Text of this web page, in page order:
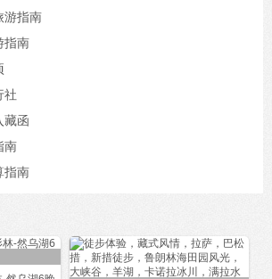
游指南
指南
社
藏函
南
指南